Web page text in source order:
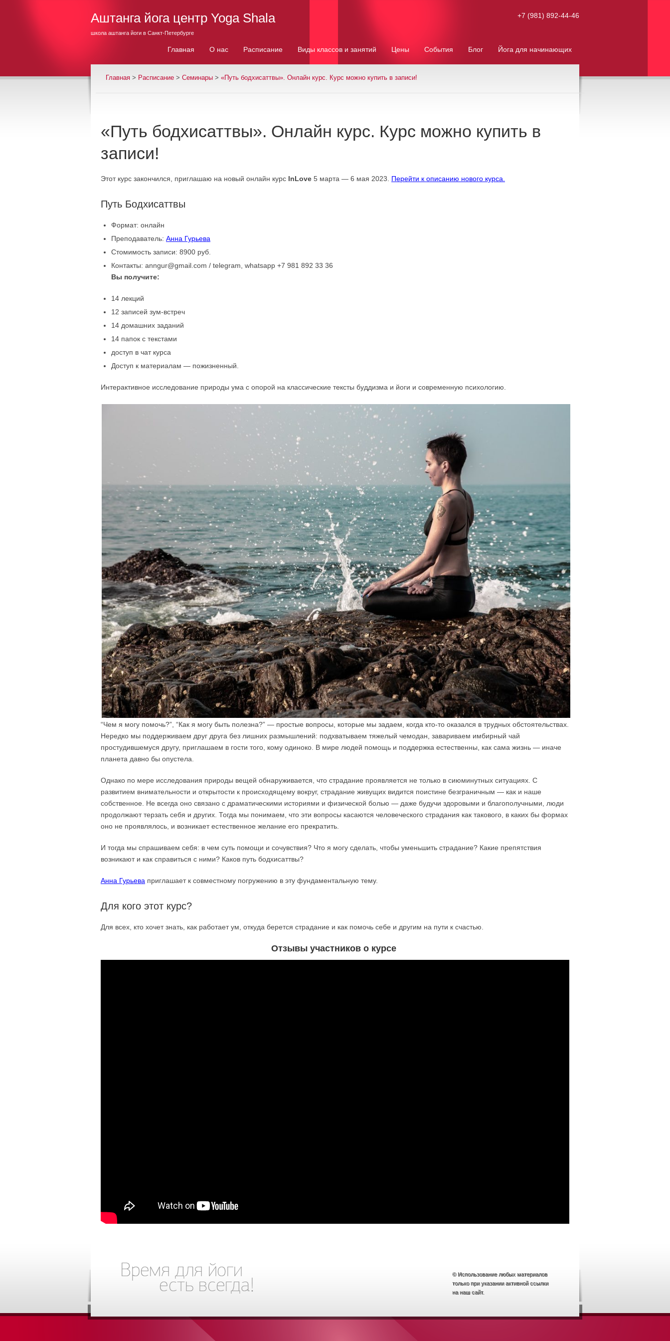
Аштанга йога центр Yoga Shala
школа аштанга йоги в Санкт-Петербурге
+7 (981) 892-44-46
Главная О нас Расписание Виды классов и занятий Цены События Блог Йога для начинающих
Главная > Расписание > Семинары > «Путь бодхисаттвы». Онлайн курс. Курс можно купить в записи!
«Путь бодхисаттвы». Онлайн курс. Курс можно купить в
записи!
Этот курс закончился, приглашаю на новый онлайн курс InLove 5 марта — 6 мая 2023. Перейти к описанию нового курса.
Путь Бодхисаттвы
Формат: онлайн
Преподаватель: Анна Гурьева
Стомимость записи: 8900 руб.
Контакты: anngur@gmail.com / telegram, whatsapp +7 981 892 33 36
Вы получите:
14 лекций
12 записей зум-встреч
14 домашних заданий
14 папок с текстами
доступ в чат курса
Доступ к материалам — пожизненный.
Интерактивное исследование природы ума с опорой на классические тексты буддизма и йоги и современную психологию.
“Чем я могу помочь?”, “Как я могу быть полезна?” — простые вопросы, которые мы задаем, когда кто-то оказался в трудных обстоятельствах.
Нередко мы поддерживаем друг друга без лишних размышлений: подхватываем тяжелый чемодан, завариваем имбирный чай
простудившемуся другу, приглашаем в гости того, кому одиноко. В мире людей помощь и поддержка естественны, как сама жизнь — иначе
планета давно бы опустела.
Однако по мере исследования природы вещей обнаруживается, что страдание проявляется не только в сиюминутных ситуациях. С
развитием внимательности и открытости к происходящему вокруг, страдание живущих видится поистине безграничным — как и наше
собственное. Не всегда оно связано с драматическими историями и физической болью — даже будучи здоровыми и благополучными, люди
продолжают терзать себя и других. Тогда мы понимаем, что эти вопросы касаются человеческого страдания как такового, в каких бы формах
оно не проявлялось, и возникает естественное желание его прекратить.
И тогда мы спрашиваем себя: в чем суть помощи и сочувствия? Что я могу сделать, чтобы уменьшить страдание? Какие препятствия
возникают и как справиться с ними? Каков путь бодхисаттвы?
Анна Гурьева приглашает к совместному погружению в эту фундаментальную тему.
Для кого этот курс?
Для всех, кто хочет знать, как работает ум, откуда берется страдание и как помочь себе и другим на пути к счастью.
Отзывы участников о курсе
© Использование любых материалов
только при указании активной ссылки
на наш сайт.